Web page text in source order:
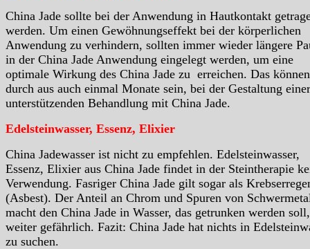
China Jade sollte bei der Anwendung in Hautkontakt
werden. Um einen Gewöhnungseffekt bei der körperlichen
Anwendung zu verhindern, sollten immer wieder längere
in der China Jade Anwendung eingelegt werden, um eine
optimale Wirkung des China Jade zu erreichen. Das können
durch aus auch einmal Monate sein, bei der Gestaltung einer
unterstützenden Behandlung mit China Jade.
Edelsteinwasser, Essenz, Elixier
China Jadewasser ist nicht zu empfehlen. Edelsteinwasser,
Essenz, Elixier aus China Jade findet in der Steintherapie
Verwendung. Fasriger China Jade gilt sogar als
(Asbest). Der Anteil an Chrom und Spuren von
macht den China Jade in Wasser, das getrunken werden soll,
weiter gefährlich. Fazit: China Jade hat nichts in
zu suchen.